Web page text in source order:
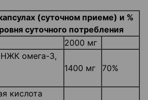
(суточном приеме) и %
суточного потребления
2000 мг
омега-3,
1400 мг 70%
кислота